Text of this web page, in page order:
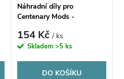
Náhradní díly pro
Centenary Mods -
154 Kč/ ks
Skladem >5 ks
DO KOŠÍKU